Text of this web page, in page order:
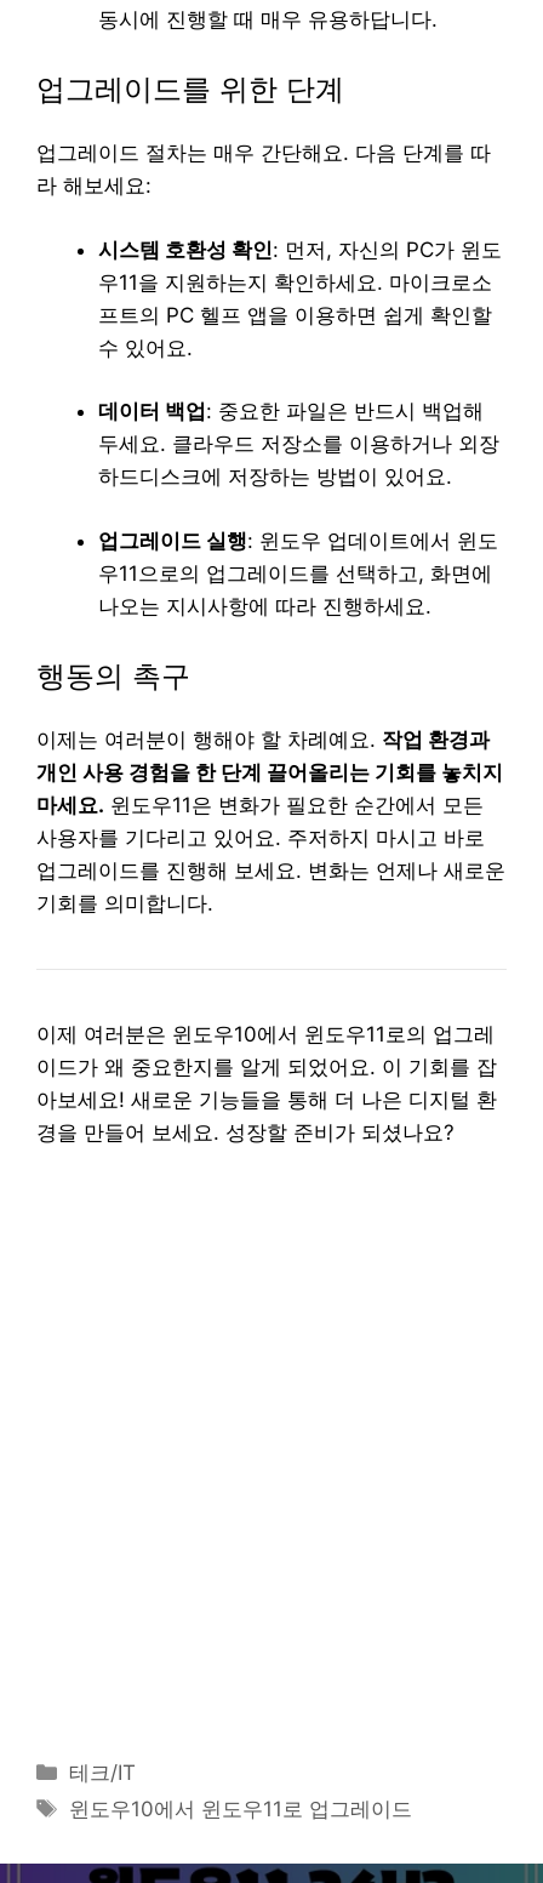
동시에 진행할 때 매우 유용하답니다.
업그레이드를 위한 단계
업그레이드 절차는 매우 간단해요. 다음 단계를 따
라 해보세요:
시스템 호환성 확인: 먼저, 자신의 PC가 윈도
우11을 지원하는지 확인하세요. 마이크로소
프트의 PC 헬프 앱을 이용하면 쉽게 확인할
수 있어요.
데이터 백업 : 중요한 파일은 반드시 백업해
두세요. 클라우드 저장소를 이용하거나 외장
하드디스크에 저장하는 방법이 있어요.
업그레이드 실행: 윈도우 업데이트에서 윈도
우11으로의 업그레이드를 선택하고, 화면에
나오는 지시사항에 따라 진행하세요.
행동의 촉구
이제는 여러분이 행해야 할 차례예요. 작업 환경과
개인 사용 경험을 한 단계 끌어올리는 기회를 놓치지
마세요. 윈도우11은 변화가 필요한 순간에서 모든
사용자를 기다리고 있어요. 주저하지 마시고 바로
업그레이드를 진행해 보세요. 변화는 언제나 새로운
기회를 의미합니다.
이제 여러분은 윈도우10에서 윈도우11로의 업그레
이드가 왜 중요한지를 알게 되었어요. 이 기회를 잡
아보세요! 새로운 기능들을 통해 더 나은 디지털 환
경을 만들어 보세요. 성장할 준비가 되셨나요?
카
테
리
테크/IT
태
윈도우10에서 윈도우11로 업그레이드